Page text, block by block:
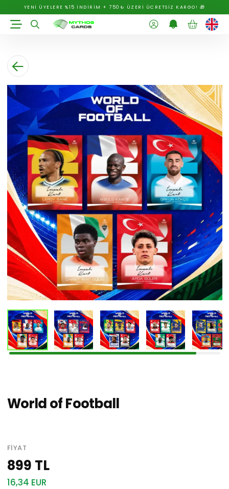
YENİ ÜYELERE %15 İNDİRİM + 750₺ ÜZERİ ÜCRETSİZ KARGO! 🎁
World of Football
FIYAT
899 TL
16,34 EUR